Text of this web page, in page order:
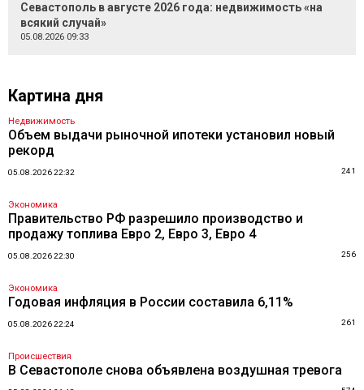
Севастополь в августе 2026 года: недвижимость «на
всякий случай»
05.08.2026 09:33
Картина дня
Недвижимость
Объем выдачи рыночной ипотеки установил новый
рекорд
05.08.2026 22:32 241
Экономика
Правительство РФ разрешило производство и
продажу топлива Евро 2, Евро 3, Евро 4
05.08.2026 22:30 256
Экономика
Годовая инфляция в России составила 6,11%
05.08.2026 22:24 261
Происшествия
В Севастополе снова объявлена воздушная тревога